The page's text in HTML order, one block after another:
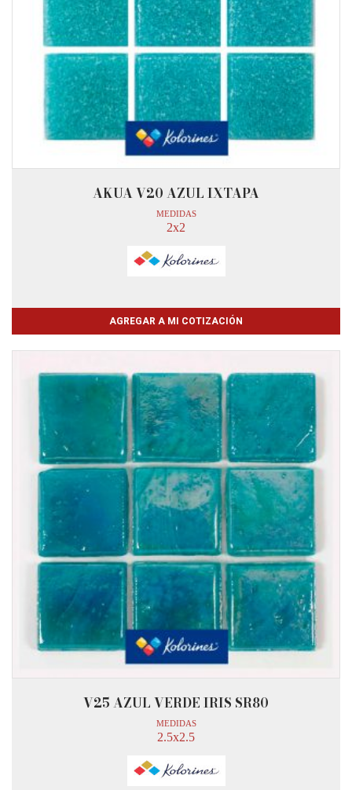
AKUA V20 AZUL IXTAPA
MEDIDAS
2x2
AGREGAR A MI COTIZACIÓN
V25 AZUL VERDE IRIS SR80
MEDIDAS
2.5x2.5